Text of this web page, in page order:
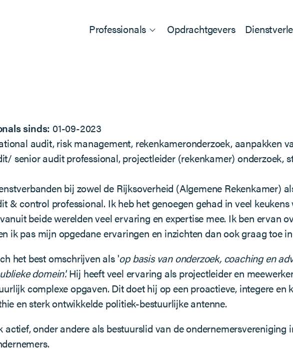
Professionals Opdrachtgevers
sinds: 01-09-2023
audit, risk management, rekenkameronderzoek, aanpakken
senior audit professional, projectleider (rekenkamer) onderzoek,
bij zowel de Rijksoverheid (Algemene Rekenkamer)
& control professional. Ik heb het genoegen gehad in veel
beide werelden veel ervaring en expertise mee. Ik ben ervan
ik pas mijn opgedane ervaringen en inzichten dan ook graag toe in
het best omschrijven als 'op basis van onderzoek, coaching en
domein'.Hij heeft veel ervaring als projectleider en
complexe opgaven. Dit doet hij op een proactieve, integere
en sterk ontwikkelde politiek-bestuurlijke antenne.
onder andere als bestuurslid van de